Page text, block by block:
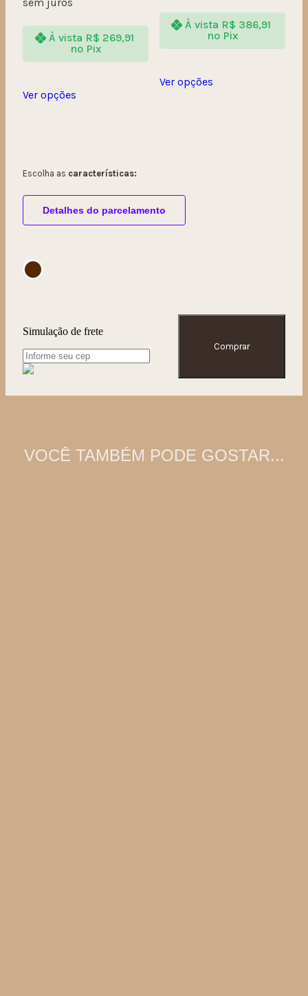
À vista R$ 269,91
no Pix
Ver opções
À vista R$ 386,91
no Pix
Ver opções
Escolha as características:
Detalhes do parcelamento
Simulação de frete
Comprar
VOCÊ TAMBÉM PODE GOSTAR...